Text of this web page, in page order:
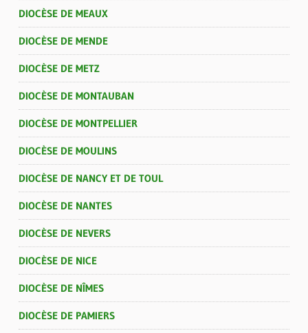
DIOCÈSE DE MEAUX
DIOCÈSE DE MENDE
DIOCÈSE DE METZ
DIOCÈSE DE MONTAUBAN
DIOCÈSE DE MONTPELLIER
DIOCÈSE DE MOULINS
DIOCÈSE DE NANCY ET DE TOUL
DIOCÈSE DE NANTES
DIOCÈSE DE NEVERS
DIOCÈSE DE NICE
DIOCÈSE DE NÎMES
DIOCÈSE DE PAMIERS